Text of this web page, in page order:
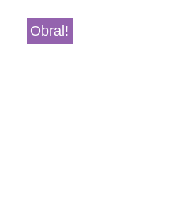
Obral!